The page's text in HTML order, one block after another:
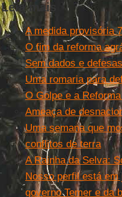
Leia mais
A medida provisória
O fim da reforma
Sem dados e
Uma romaria para
O Golpe e a
Ameaça de
Uma semana que
conflitos de terra
A Rainha da Selva:
Nosso perfil está em
governo Temer e da